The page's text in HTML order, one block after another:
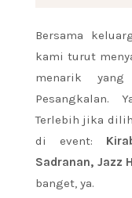
Bersama
kami turut
menarik yang
Pesangkalan.
Terlebih jika
di event:
Sadranan, Jazz
banget, ya.